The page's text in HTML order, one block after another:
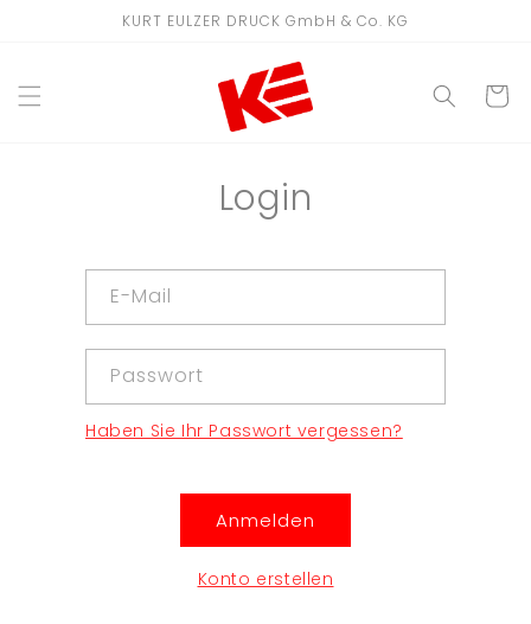
KURT EULZER DRUCK GmbH & Co. KG
Login
E-Mail
Passwort
Haben Sie Ihr Passwort vergessen?
Anmelden
Konto erstellen